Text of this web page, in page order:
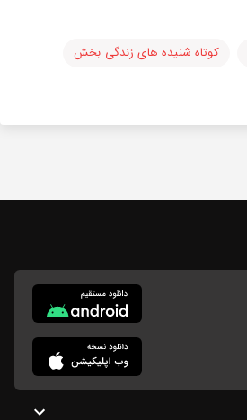
کوتاه شنیده های زندگی بخش